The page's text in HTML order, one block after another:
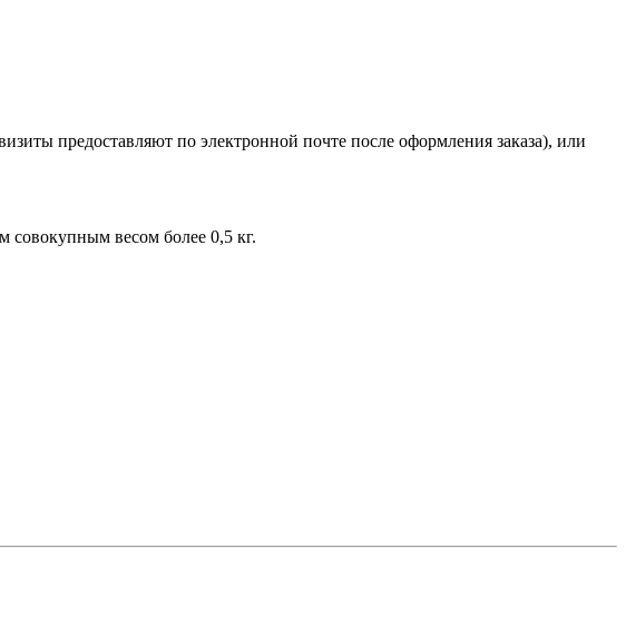
предоставляют по электронной почте после оформления заказа), или
весом более 0,5 кг.